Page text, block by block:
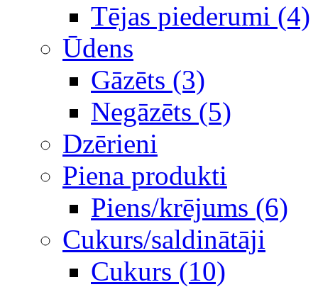
Tējas piederumi (4)
Ūdens
Gāzēts (3)
Negāzēts (5)
Dzērieni
Piena produkti
Piens/krējums (6)
Cukurs/saldinātāji
Cukurs (10)